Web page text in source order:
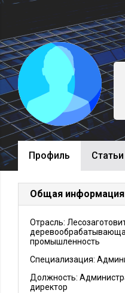
Профиль Cтатьи
Общая информация
Отрасль:
промышленность
Специализация:
Должность:
директор